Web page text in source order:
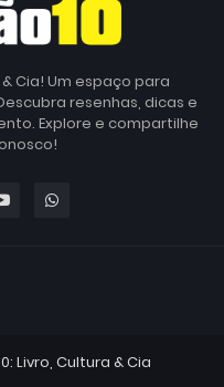
Cia! Um espaço para
resenhas, dicas e
Explore e compartilhe
Livro, Cultura & Cia